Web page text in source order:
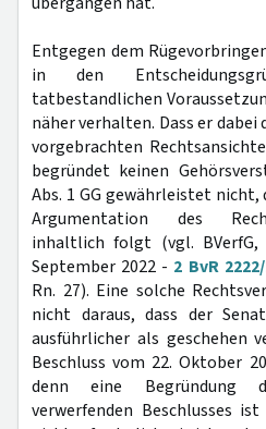
Entgegen dem
in den
tatbestandlichen
näher verhalten. Dass er dabei
vorgebrachten
begründet keinen
Abs. 1 GG gewährleistet nicht,
Argumentation des
inhaltlich folgt (vgl. BVerfG,
September 2022 - 2 BvR
Rn. 27). Eine solche
nicht daraus, dass der
ausführlicher als geschehen
Beschluss vom 22. Oktober
denn eine Begründung
verwerfenden Beschlusses